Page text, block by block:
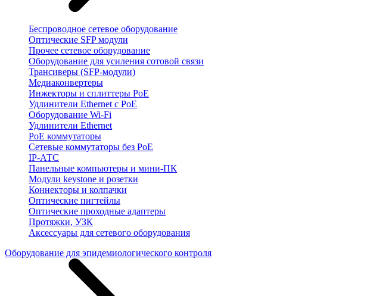
Беспроводное сетевое оборудование
Оптические SFP модули
Прочее сетевое оборудование
Оборудование для усиления сотовой связи
Трансиверы (SFP-модули)
Медиаконвертеры
Инжекторы и сплиттеры PoE
Удлинители Ethernet с PoE
Оборудование Wi-Fi
Удлинители Ethernet
PoE коммутаторы
Сетевые коммутаторы без PoE
IP-АТС
Панельные компьютеры и мини-ПК
Модули keystone и розетки
Коннекторы и колпачки
Оптические пигтейлы
Оптические проходные адаптеры
Протяжки, УЗК
Аксессуары для сетевого оборудования
Оборудование для эпидемиологического контроля